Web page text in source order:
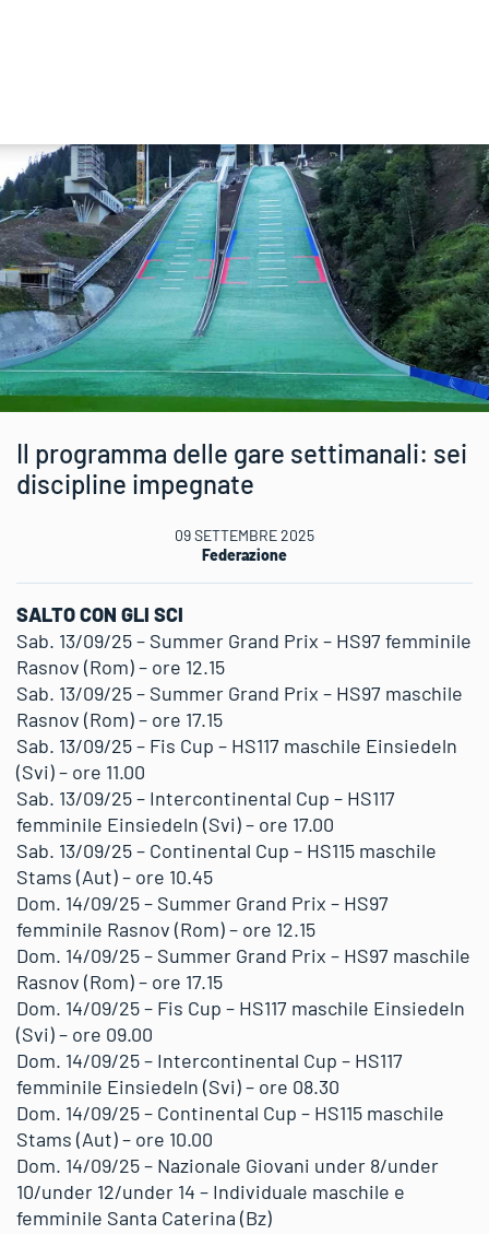
Il programma delle gare settimanali: sei
discipline impegnate
09 SETTEMBRE 2025
Federazione
SALTO CON GLI SCI
Sab. 13/09/25 – Summer Grand Prix – HS97 femminile
Rasnov (Rom) – ore 12.15
Sab. 13/09/25 – Summer Grand Prix – HS97 maschile
Rasnov (Rom) – ore 17.15
Sab. 13/09/25 – Fis Cup – HS117 maschile Einsiedeln
(Svi) – ore 11.00
Sab. 13/09/25 – Intercontinental Cup – HS117
femminile Einsiedeln (Svi) – ore 17.00
Sab. 13/09/25 – Continental Cup – HS115 maschile
Stams (Aut) – ore 10.45
Dom. 14/09/25 – Summer Grand Prix – HS97
femminile Rasnov (Rom) – ore 12.15
Dom. 14/09/25 – Summer Grand Prix – HS97 maschile
Rasnov (Rom) – ore 17.15
Dom. 14/09/25 – Fis Cup – HS117 maschile Einsiedeln
(Svi) – ore 09.00
Dom. 14/09/25 – Intercontinental Cup – HS117
femminile Einsiedeln (Svi) – ore 08.30
Dom. 14/09/25 – Continental Cup – HS115 maschile
Stams (Aut) – ore 10.00
Dom. 14/09/25 – Nazionale Giovani under 8/under
10/under 12/under 14 – Individuale maschile e
femminile Santa Caterina (Bz)